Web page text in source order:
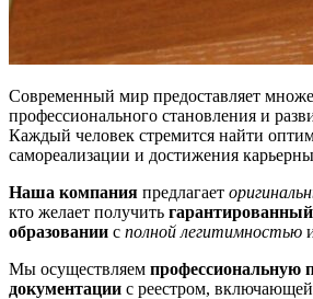
Современный мир предоставляет
профессионального становления и
Каждый человек стремится найти
самореализации и достижения
Наша компания предлагает
кто желает получить
образовании с полной легитимностью
Мы осуществляем профессиональную
документации с реестром,